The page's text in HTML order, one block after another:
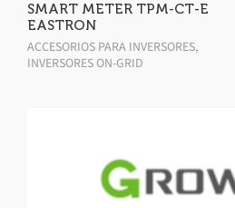
SMART METER TPM-CT-E
EASTRON
ACCESORIOS PARA INVERSORES,
INVERSORES ON-GRID